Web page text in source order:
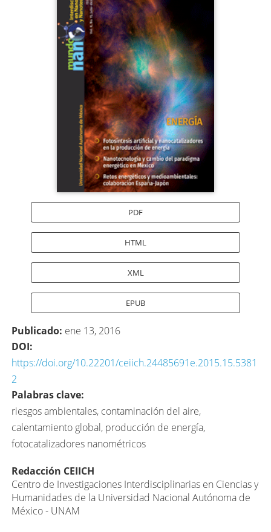
artículo
PDF
HTML
XML
EPUB
Publicado: ene 13, 2016
DOI:
https://doi.org/10.22201/ceiich.24485691e.2015.15.5381
2
Palabras clave:
riesgos ambientales, contaminación del aire,
calentamiento global, producción de energía,
fotocatalizadores nanométricos
Contenido
principal
del
Redacción CEIICH
Centro de Investigaciones Interdisciplinarias en Ciencias y
Humanidades de la Universidad Nacional Autónoma de
México - UNAM